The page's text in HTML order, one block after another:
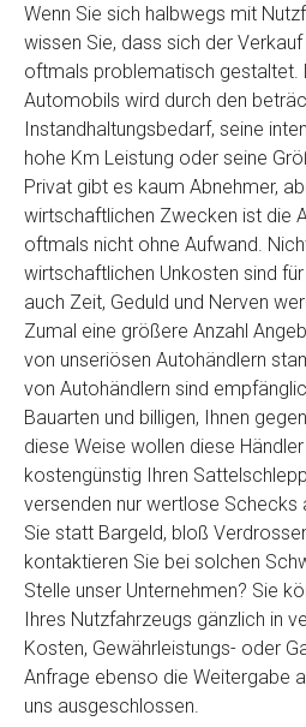
Wenn Sie sich halbwegs mit
wissen Sie, dass sich der
oftmals problematisch gestaltet.
Automobils wird durch den
Instandhaltungsbedarf, seine
hohe Km Leistung oder seine
Privat gibt es kaum Abnehmer,
wirtschaftlichen Zwecken ist die
oftmals nicht ohne Aufwand.
wirtschaftlichen Unkosten sind
auch Zeit, Geduld und Nerven
Zumal eine größere Anzahl
von unseriösen Autohändlern
von Autohändlern sind
Bauarten und billigen, Ihnen
diese Weise wollen diese
kostengünstig Ihren
versenden nur wertlose Schecks
Sie statt Bargeld, bloß
kontaktieren Sie bei solchen
Stelle unser Unternehmen? Sie
Ihres Nutzfahrzeugs gänzlich in
Kosten, Gewährleistungs- oder
Anfrage ebenso die Weitergabe
uns ausgeschlossen.